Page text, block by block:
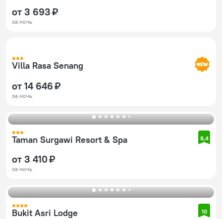
от 3 693 ₽
за ночь
Villa Rasa Senang
от 14 646 ₽
за ночь
Taman Surgawi Resort & Spa 8,4
от 3 410 ₽
за ночь
Bukit Asri Lodge 10